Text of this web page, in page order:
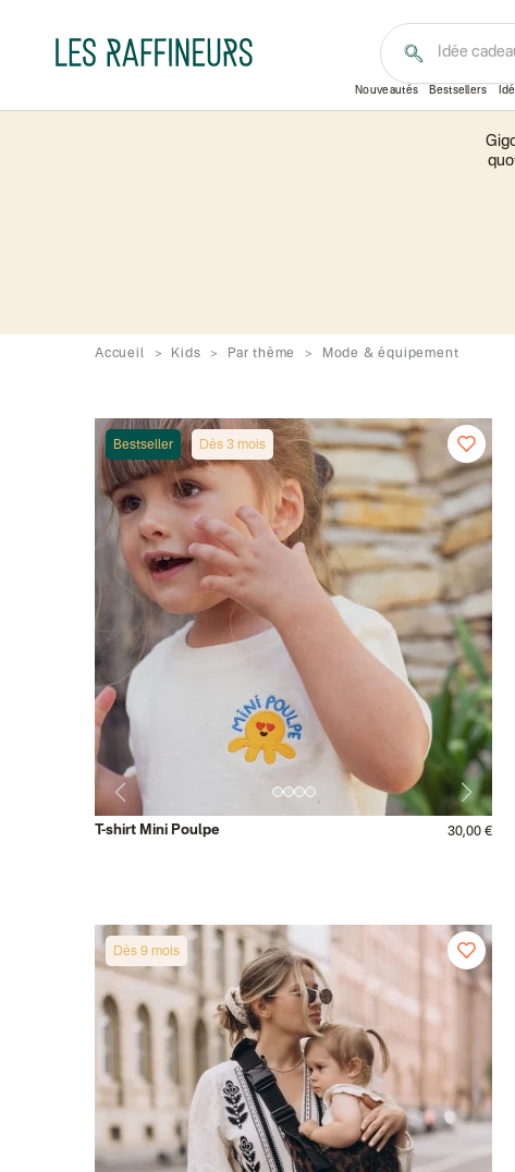
Idée
Nouveautés Bestsellers
Accueil Kids Par thème Mode & équipement
Dès 3 mois
Bestseller
T-shirt Mini Poulpe 30,00 €
Dès 9 mois